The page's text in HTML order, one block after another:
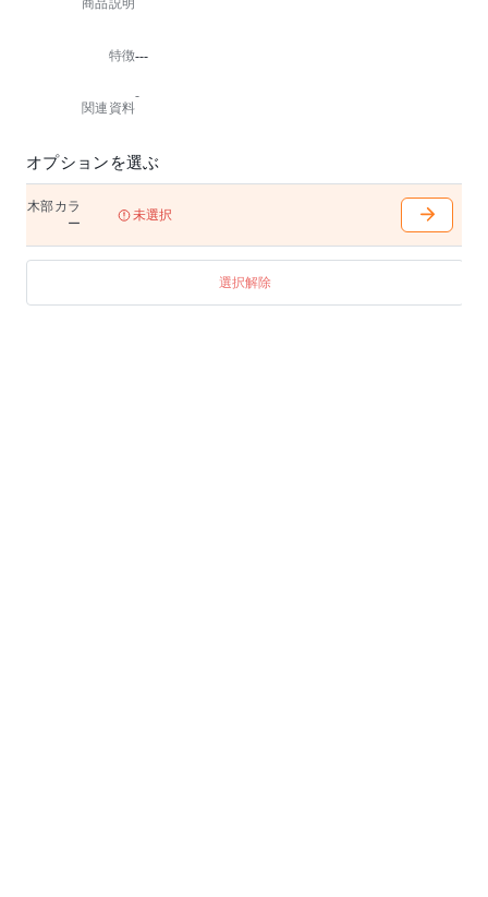
商品説明
特徴---
関連資料
-
オプションを選ぶ
木部カラ
ー
未選択
選択解除